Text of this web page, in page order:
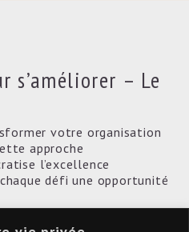
s’améliorer – Le
votre organisation
approche
l’excellence
défi une opportunité